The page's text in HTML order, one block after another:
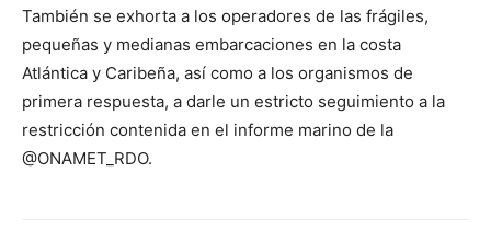
También se exhorta a los operadores de las frágiles,
pequeñas y medianas embarcaciones en la costa
Atlántica y Caribeña, así como a los organismos de
primera respuesta, a darle un estricto seguimiento a la
restricción contenida en el informe marino de la
@ONAMET_RDO.